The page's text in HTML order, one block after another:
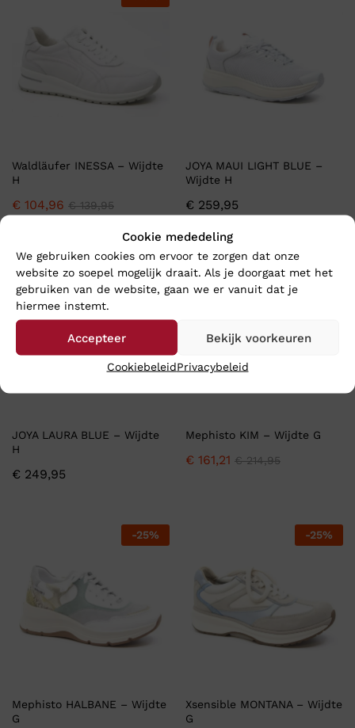
Cookie mededeling
We gebruiken cookies om ervoor te zorgen dat onze
website zo soepel mogelijk draait. Als je doorgaat met het
gebruiken van de website, gaan we er vanuit dat je
hiermee instemt.
Accepteer Bekijk voorkeuren
CookiebeleidPrivacybeleid
Waldläufer INESSA – Wijdte
H
€ 104,96 €139,95
JOYA MAUI LIGHT BLUE –
Wijdte H
€ 259,95
JOYA LAURA BLUE – Wijdte
H
€ 249,95
25
Mephisto KIM – Wijdte G
€ 161,21 €214,95
-25%
Mephisto HALBANE – Wijdte
G
-25%
Xsensible MONTANA – Wijdte
G